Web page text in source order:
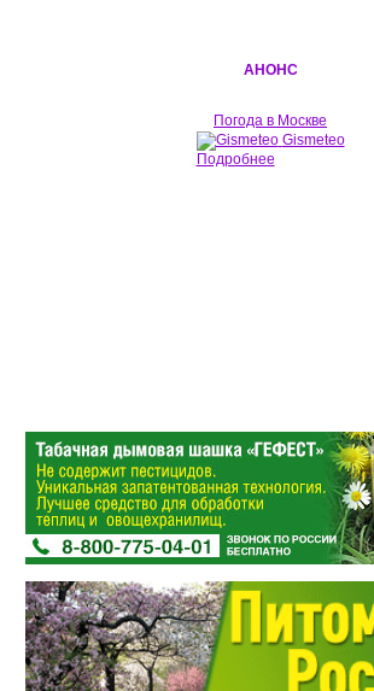
АНОНС
Погода в Москве
Gismeteo
Подробнее